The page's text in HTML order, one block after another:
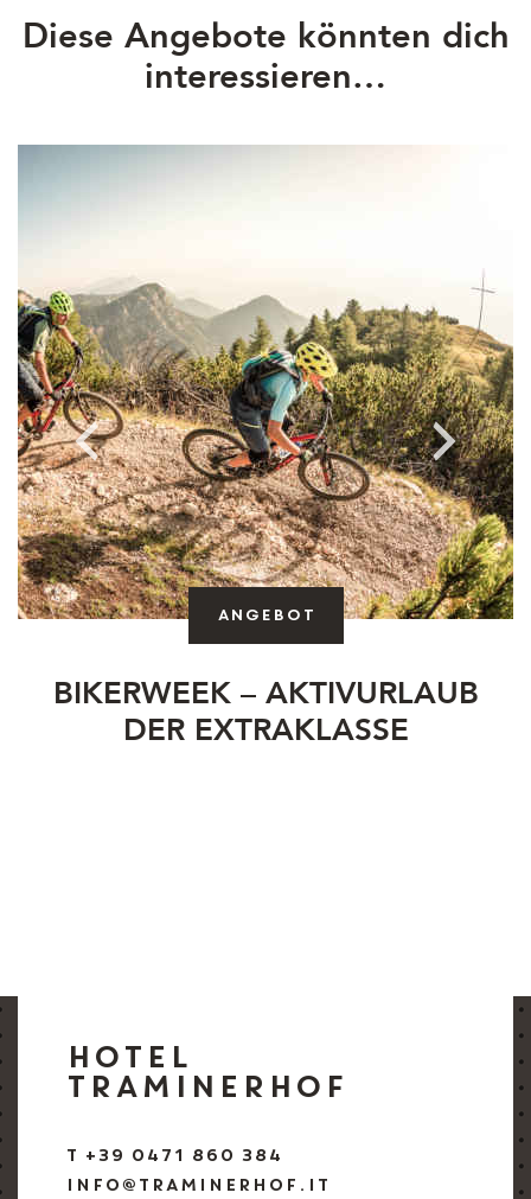
Diese Angebote könnten dich
interessieren…
Angebot
BIKERWEEK – AKTIVURLAUB
DER EXTRAKLASSE
HOTEL
TRAMINERHOF
T +39 0471 860 384
INFO@TRAMINERHOF.IT